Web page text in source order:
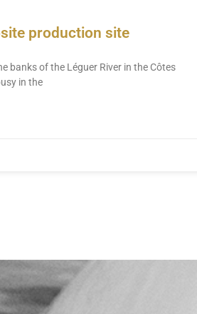
production site
banks of the Léguer River in the Côtes
in the